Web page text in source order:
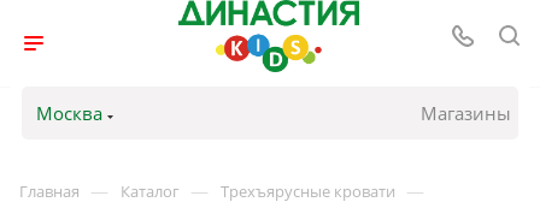
Москва Магазины
Главная — Каталог — Трехъярусные кровати —